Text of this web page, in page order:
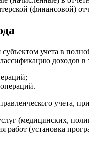
(финансовой)
субъектом учета в
доходов
учета,
(медицинских,
работ (установка